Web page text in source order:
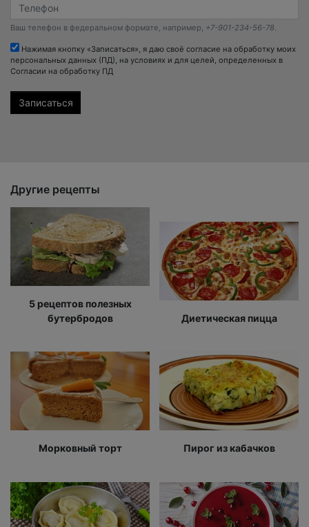
Ваш телефон в федеральном формате, например, +7-901-234-56-78
Нажимая кнопку «Записаться», я даю своё согласие на обработку моих
персональных данных (ПД), на условиях и для целей, определенных в
Согласии на обработку ПД
Другие рецепты
5 рецептов полезных
бутербродов
Морковный торт
Диетическая пицца
Пирог из кабачков